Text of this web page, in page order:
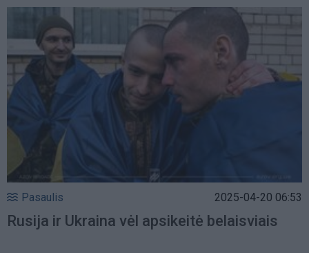
Pasaulis 2025-04-20 06:53
Rusija ir Ukraina vėl apsikeitė belaisviais